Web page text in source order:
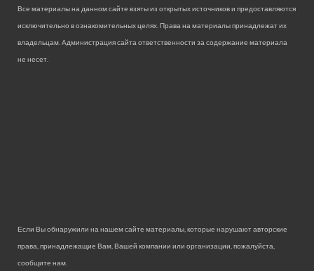
Все материалы на данном сайте взяты из открытых источников и предоставляются
исключительно в ознакомительных целях. Права на материалы принадлежат их
владельцам. Администрация сайта ответственности за содержание материала
не несет.
Если Вы обнаружили на нашем сайте материалы, которые нарушают авторские
права, принадлежащие Вам, Вашей компании или организации, пожалуйста,
сообщите нам.